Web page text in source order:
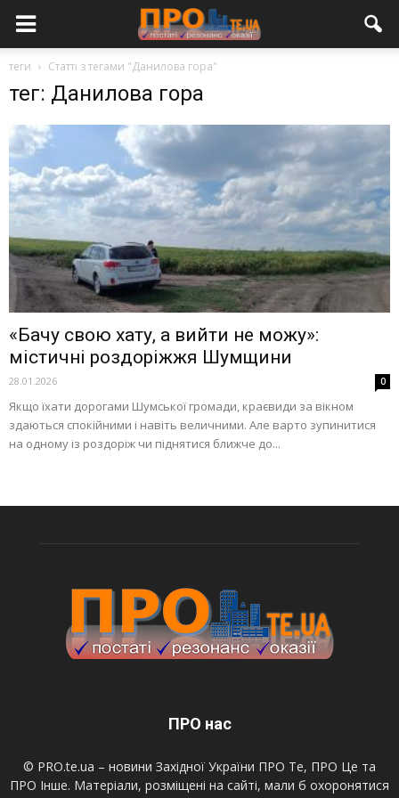
теги Статті з тегами "Данилова гора"
тег: Данилова гора
«Бачу свою хату, а вийти не можу»:
містичні роздоріжжя Шумщини
28.01.2026 0
Якщо їхати дорогами Шумської громади, краєвиди за вікном
здаються спокійними і навіть величними. Але варто зупинитися
на одному із роздоріж чи піднятися ближче до...
ПРО нас
© PRO.te.ua – новини Західної України ПРО Те, ПРО Це та
ПРО Інше. Матеріали, розміщені на сайті, мали б охоронятися